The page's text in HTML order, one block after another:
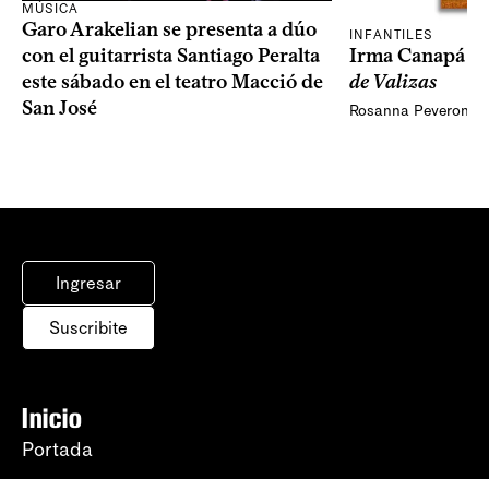
MÚSICA
Garo Arakelian se presenta a dúo
con el guitarrista Santiago Peralta
este sábado en el teatro Macció de
San José
INFANTILES
Irma Canapá
de Valizas
Rosanna Peveroni
Ingresar
Suscribite
Inicio
Portada